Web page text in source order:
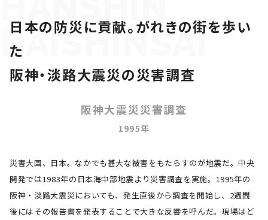
DAISHINSAI
日本の防災に貢献。がれきの街を歩い
た
阪神・淡路大震災の災害調査
阪神大震災災害調査
1995年
災害大国、日本。なかでも甚大な被害をもたらすのが地震だ。中央
開発では1983年の日本海中部地震より災害調査を実施。1995年の
阪神・淡路大震災においても、発生直後から調査を開始し、2週間
後にはその報告書を発表することで大きな反響を呼んだ。現場はど